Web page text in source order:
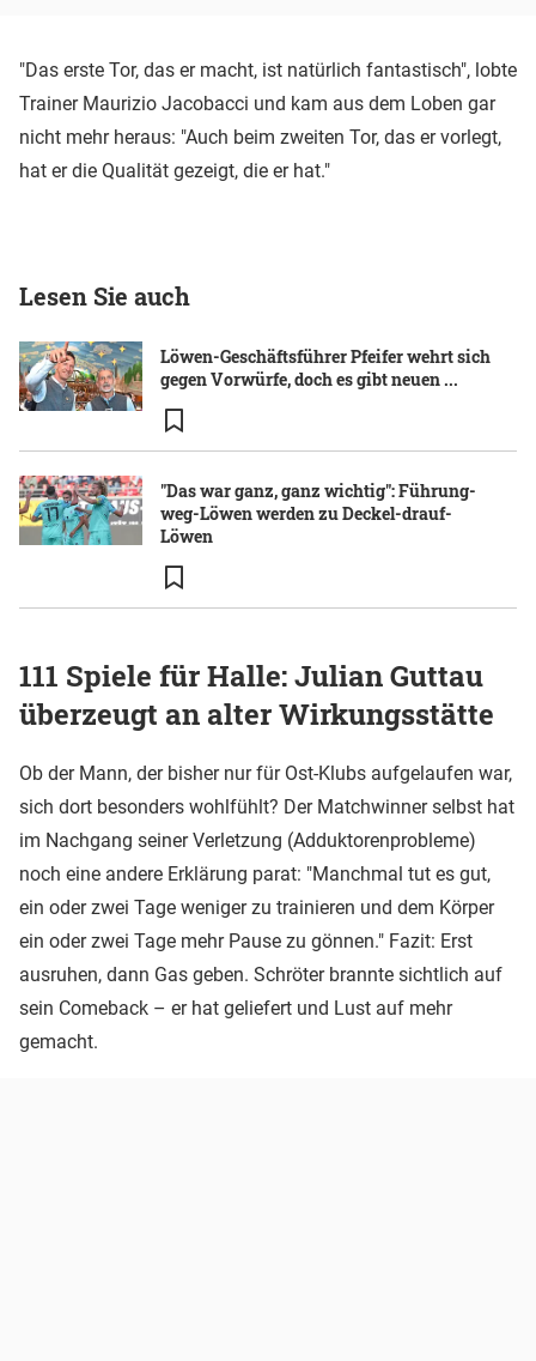
"Das erste Tor, das er macht, ist natürlich fantastisch", lobte
Trainer Maurizio Jacobacci und kam aus dem Loben gar
nicht mehr heraus: "Auch beim zweiten Tor, das er vorlegt,
hat er die Qualität gezeigt, die er hat."
Lesen Sie auch
Löwen-Geschäftsführer Pfeifer wehrt sich
gegen Vorwürfe, doch es gibt neuen ...
"Das war ganz, ganz wichtig": Führung-
weg-Löwen werden zu Deckel-drauf-
Löwen
111 Spiele für Halle: Julian Guttau
überzeugt an alter Wirkungsstätte
Ob der Mann, der bisher nur für Ost-Klubs aufgelaufen war,
sich dort besonders wohlfühlt? Der Matchwinner selbst hat
im Nachgang seiner Verletzung (Adduktorenprobleme)
noch eine andere Erklärung parat: "Manchmal tut es gut,
ein oder zwei Tage weniger zu trainieren und dem Körper
ein oder zwei Tage mehr Pause zu gönnen." Fazit: Erst
ausruhen, dann Gas geben. Schröter brannte sichtlich auf
sein Comeback – er hat geliefert und Lust auf mehr
gemacht.